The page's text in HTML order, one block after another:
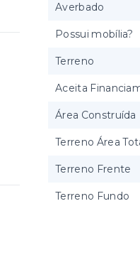
Averbado
Possui mobília?
Terreno
Aceita
Área Construída
Terreno Área
Terreno Frente
Terreno Fundo